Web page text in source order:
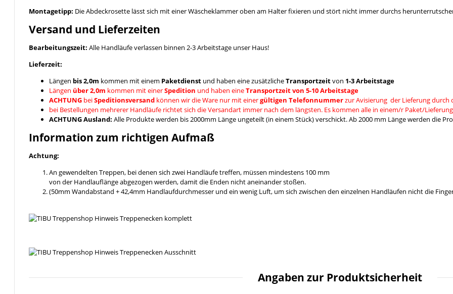
Montagetipp: Die Abdeckrosette lässt sich mit einer Wäscheklammer oben am Halter fixieren und stört nicht immer durchs
Versand und Lieferzeiten
Bearbeitungszeit: Alle Handläufe verlassen binnen 2-3 Arbeitstage unser Haus!
Lieferzeit:
Längen bis 2,0m kommen mit einem Paketdienst und haben eine zusätzlicheTransportzeitvon 1-3 Arbeitstage
Längen über 2,0m kommen mit einerSpedition und haben eineTransportzeit von 5-10 Arbeitstage
ACHTUNG beiSpeditionsversand können wir die Ware nur mit einergültigen Telefonnummerzur Avisierung der Lieferung durch
bei Bestellungen mehrerer Handläufe richtet sich die Versandart immer nach dem längsten. Es kommen alle in einem/r Paket/
ACHTUNG Ausland: Alle Produkte werden bis 2000mm Länge ungeteilt (in einem Stück) verschickt. Ab 2000 mm Länge werden die
Information zum richtigen Aufmaß
Achtung:
An gewendelten Treppen, bei denen sich zwei Handläufe treffen, müssen mindestens 100 mm
von der Handlauflänge abgezogen werden, damit die Enden nicht aneinander stoßen.
(50mm Wandabstand + 42,4mm Handlaufdurchmesser und ein wenig Luft, um sich zwischen den einzelnen Handläufen nicht die
Angaben zur Produktsicherheit